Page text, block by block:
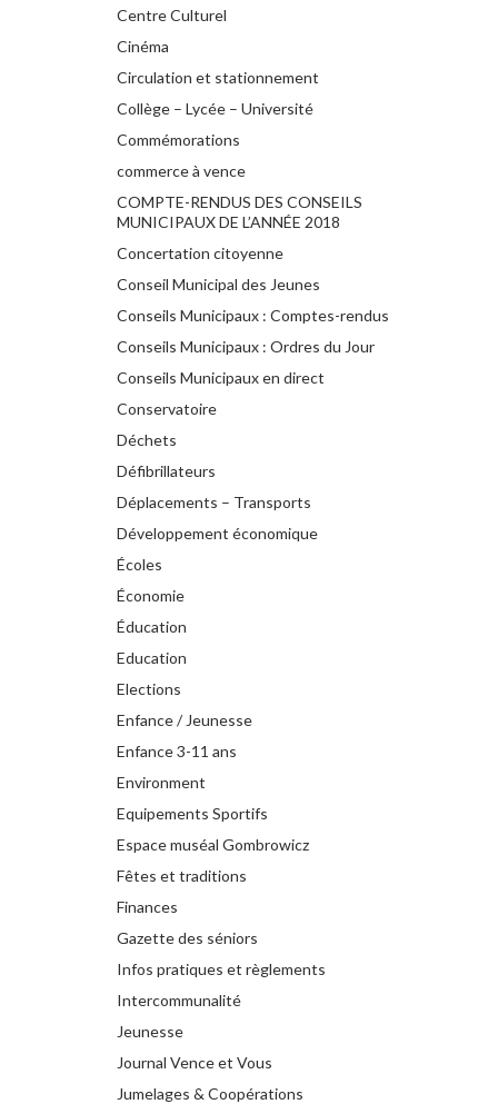
Centre Culturel
Cinéma
Circulation et stationnement
Collège – Lycée – Université
Commémorations
commerce à vence
COMPTE-RENDUS DES CONSEILS
MUNICIPAUX DE L’ANNÉE 2018
Concertation citoyenne
Conseil Municipal des Jeunes
Conseils Municipaux : Comptes-rendus
Conseils Municipaux : Ordres du Jour
Conseils Municipaux en direct
Conservatoire
Déchets
Défibrillateurs
Déplacements – Transports
Développement économique
Écoles
Économie
Éducation
Education
Elections
Enfance / Jeunesse
Enfance 3-11 ans
Environment
Equipements Sportifs
Espace muséal Gombrowicz
Fêtes et traditions
Finances
Gazette des séniors
Infos pratiques et règlements
Intercommunalité
Jeunesse
Journal Vence et Vous
Jumelages & Coopérations